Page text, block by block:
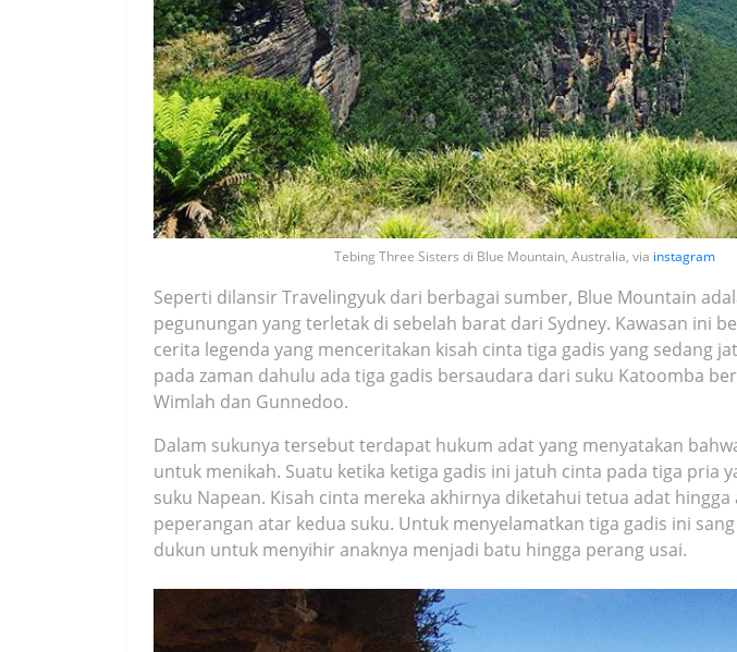
Tebing Three Sisters di Blue Mountain, Australia, via instagram
Seperti dilansir Travelingyuk dari berbagai sumber, Blue Mountain
pegunungan yang terletak di sebelah barat dari Sydney. Kawasan ini
cerita legenda yang menceritakan kisah cinta tiga gadis yang sedang
pada zaman dahulu ada tiga gadis bersaudara dari suku Katoomba
Wimlah dan Gunnedoo.
Dalam sukunya tersebut terdapat hukum adat yang menyatakan
untuk menikah. Suatu ketika ketiga gadis ini jatuh cinta pada tiga pria
suku Napean. Kisah cinta mereka akhirnya diketahui tetua adat
peperangan atar kedua suku. Untuk menyelamatkan tiga gadis ini
dukun untuk menyihir anaknya menjadi batu hingga perang usai.